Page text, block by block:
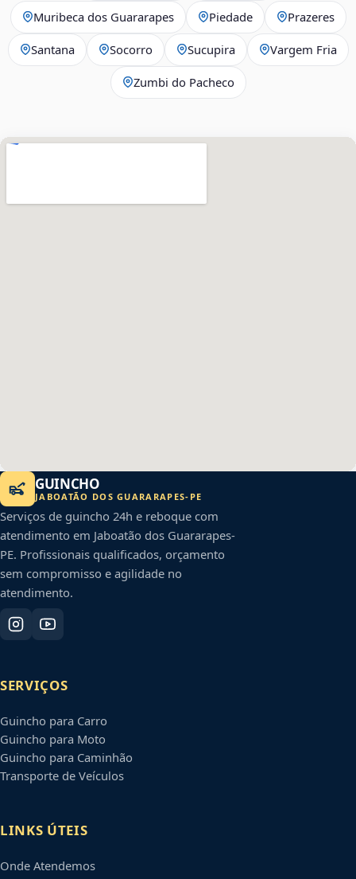
Muribeca dos Guararapes Piedade Prazeres
Santana Socorro Sucupira Vargem Fria
Zumbi do Pacheco
GUINCHO
JABOATÃO DOS GUARARAPES- PE
Serviços de guincho 24h e reboque com
atendimento em Jaboatão dos Guararapes-
PE. Profissionais qualificados, orçamento
sem compromisso e agilidade no
atendimento.
SERVIÇOS
Guincho para Carro
Guincho para Moto
Guincho para Caminhão
Transporte de Veículos
LINKS ÚTEIS
Onde Atendemos